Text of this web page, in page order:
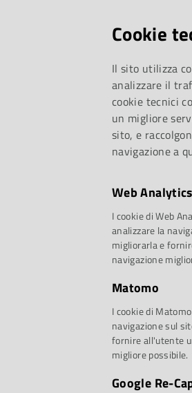
Ettore
Guido
Cookie
Il sito utilizza
analizzare il
cookie tecnici
un migliore
sito, e
navigazione a
Web
I cookie di Web
analizzare la
migliorarla e
navigazione
Matomo
I cookie di
navigazione sul
fornire all'utente
migliore possibile.
Google Re-